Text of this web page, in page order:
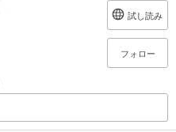
試し読み
フォロー